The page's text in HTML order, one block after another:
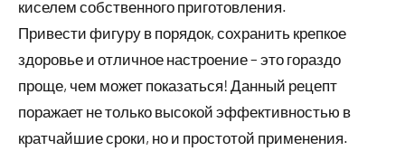
киселем собственного приготовления.
Привести фигуру в порядок, сохранить крепкое
здоровье и отличное настроение – это гораздо
проще, чем может показаться! Данный рецепт
поражает не только высокой эффективностью в
кратчайшие сроки, но и простотой применения.